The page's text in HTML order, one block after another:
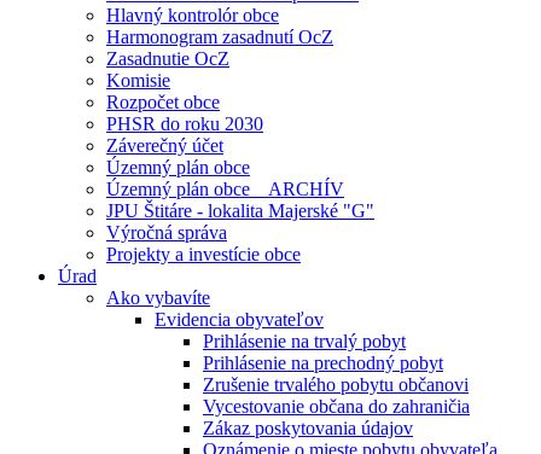
Hlavný kontrolór obce
Harmonogram zasadnutí OcZ
Zasadnutie OcZ
Komisie
Rozpočet obce
PHSR do roku 2030
Záverečný účet
Územný plán obce
Územný plán obce _ ARCHÍV
JPU Štitáre - lokalita Majerské "G"
Výročná správa
Projekty a investície obce
Úrad
Ako vybavíte
Evidencia obyvateľov
Prihlásenie na trvalý pobyt
Prihlásenie na prechodný pobyt
Zrušenie trvalého pobytu občanovi
Vycestovanie občana do zahraničia
Zákaz poskytovania údajov
Oznámenie o mieste pobytu obyvateľa